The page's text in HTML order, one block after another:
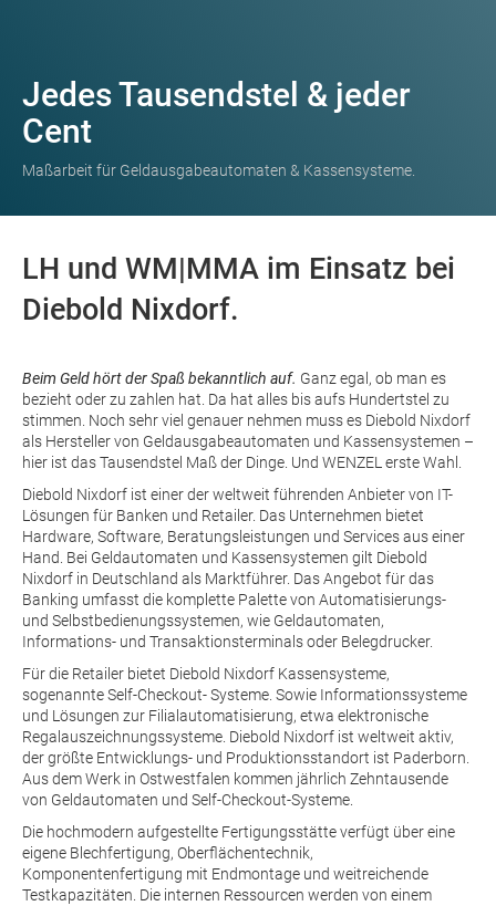
Jedes Tausendstel & jeder
Cent
Maßarbeit für Geldausgabeautomaten & Kassensysteme.
LH und WM|MMA im Einsatz bei
Diebold Nixdorf.
Beim Geld hört der Spaß bekanntlich auf. Ganz egal, ob man es
bezieht oder zu zahlen hat. Da hat alles bis aufs Hundertstel zu
stimmen. Noch sehr viel genauer nehmen muss es Diebold Nixdorf
als Hersteller von Geldausgabeautomaten und Kassensystemen –
hier ist das Tausendstel Maß der Dinge. Und WENZEL erste Wahl.
Diebold Nixdorf ist einer der weltweit führenden Anbieter von IT-
Lösungen für Banken und Retailer. Das Unternehmen bietet
Hardware, Software, Beratungsleistungen und Services aus einer
Hand. Bei Geldautomaten und Kassensystemen gilt Diebold
Nixdorf in Deutschland als Marktführer. Das Angebot für das
Banking umfasst die komplette Palette von Automatisierungs-
und Selbstbedienungssystemen, wie Geldautomaten,
Informations- und Transaktionsterminals oder Belegdrucker.
Für die Retailer bietet Diebold Nixdorf Kassensysteme,
sogenannte Self-Checkout- Systeme. Sowie Informationssysteme
und Lösungen zur Filialautomatisierung, etwa elektronische
Regalauszeichnungssysteme. Diebold Nixdorf ist weltweit aktiv,
der größte Entwicklungs- und Produktionsstandort ist Paderborn.
Aus dem Werk in Ostwestfalen kommen jährlich Zehntausende
von Geldautomaten und Self-Checkout-Systeme.
Die hochmodern aufgestellte Fertigungsstätte verfügt über eine
eigene Blechfertigung, Oberflächentechnik,
Komponentenfertigung mit Endmontage und weitreichende
Testkapazitäten. Die internen Ressourcen werden von einem